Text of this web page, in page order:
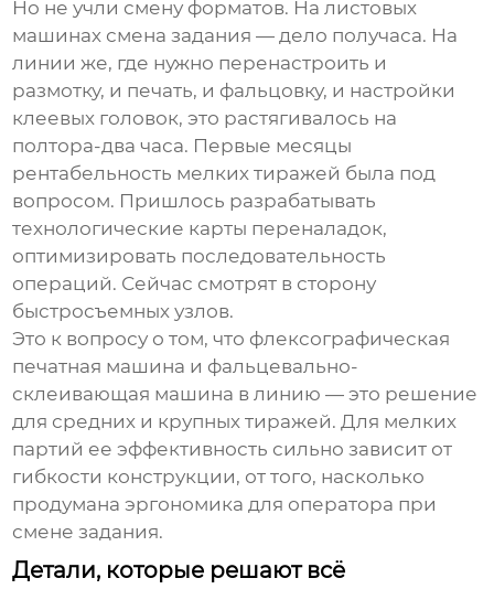
Но не учли смену форматов. На листовых
машинах смена задания — дело получаса. На
линии же, где нужно перенастроить и
размотку, и печать, и фальцовку, и настройки
клеевых головок, это растягивалось на
полтора-два часа. Первые месяцы
рентабельность мелких тиражей была под
вопросом. Пришлось разрабатывать
технологические карты переналадок,
оптимизировать последовательность
операций. Сейчас смотрят в сторону
быстросъемных узлов.
Это к вопросу о том, что флексографическая
печатная машина и фальцевально-
склеивающая машина в линию — это решение
для средних и крупных тиражей. Для мелких
партий ее эффективность сильно зависит от
гибкости конструкции, от того, насколько
продумана эргономика для оператора при
смене задания.
Детали, которые решают всё